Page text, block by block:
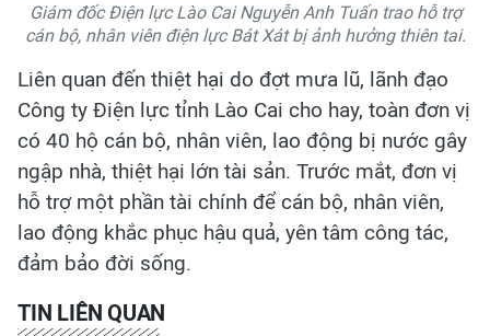
Giám đốc Điện lực Lào Cai Nguyễn Anh Tuấn trao hỗ trợ
cán bộ, nhân viên điện lực Bát Xát bị ảnh hưởng thiên tai.
Liên quan đến thiệt hại do đợt mưa lũ, lãnh đạo
Công ty Điện lực tỉnh Lào Cai cho hay, toàn đơn vị
có 40 hộ cán bộ, nhân viên, lao động bị nước gây
ngập nhà, thiệt hại lớn tài sản. Trước mắt, đơn vị
hỗ trợ một phần tài chính để cán bộ, nhân viên,
lao động khắc phục hậu quả, yên tâm công tác,
đảm bảo đời sống.
TIN LIÊN QUAN